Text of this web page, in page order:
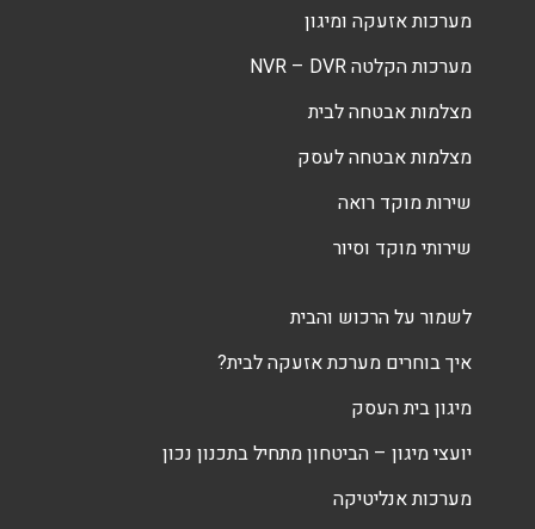
מערכות אזעקה ומיגון
מערכות הקלטה NVR – DVR
מצלמות אבטחה לבית
מצלמות אבטחה לעסק
שירות מוקד רואה
שירותי מוקד וסיור
לשמור על הרכוש והבית
איך בוחרים מערכת אזעקה לבית?
מיגון בית העסק
יועצי מיגון – הביטחון מתחיל בתכנון נכון
מערכות אנליטיקה